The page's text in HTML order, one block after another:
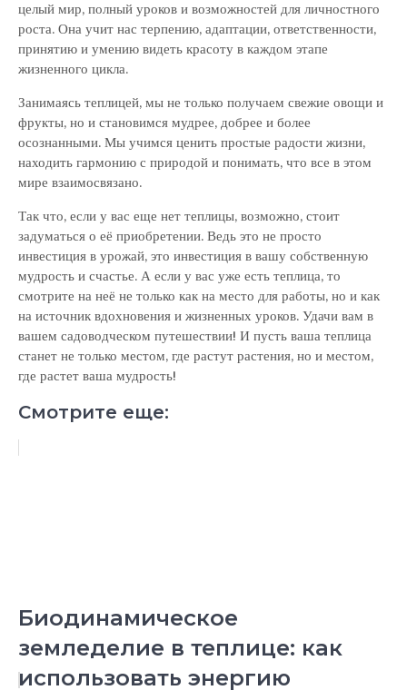
целый мир, полный уроков и возможностей для личностного
роста. Она учит нас терпению, адаптации, ответственности,
принятию и умению видеть красоту в каждом этапе
жизненного цикла.
Занимаясь теплицей, мы не только получаем свежие овощи и
фрукты, но и становимся мудрее, добрее и более
осознанными. Мы учимся ценить простые радости жизни,
находить гармонию с природой и понимать, что все в этом
мире взаимосвязано.
Так что, если у вас еще нет теплицы, возможно, стоит
задуматься о её приобретении. Ведь это не просто
инвестиция в урожай, это инвестиция в вашу собственную
мудрость и счастье. А если у вас уже есть теплица, то
смотрите на неё не только как на место для работы, но и как
на источник вдохновения и жизненных уроков. Удачи вам в
вашем садоводческом путешествии! И пусть ваша теплица
станет не только местом, где растут растения, но и местом,
где растет ваша мудрость!
Смотрите еще:
Биодинамическое
земледелие в теплице: как
использовать энергию